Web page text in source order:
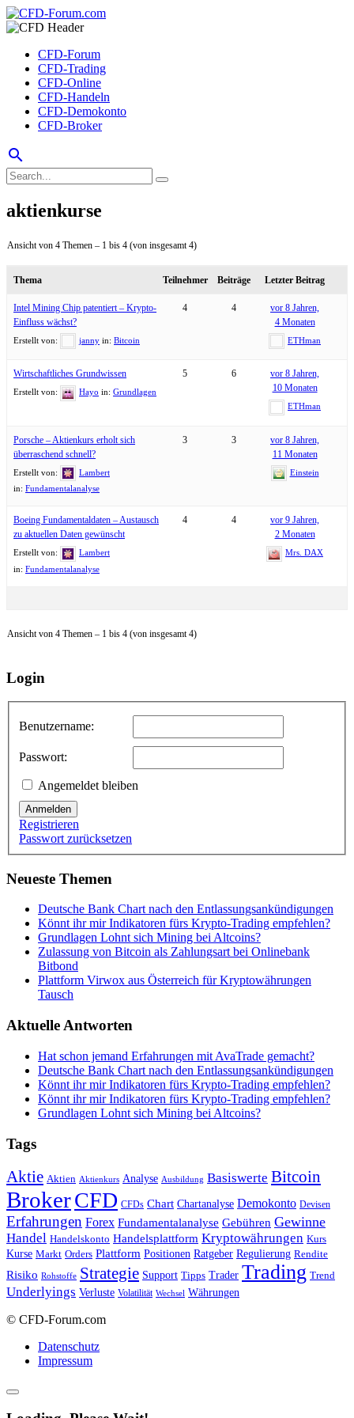
CFD-Forum
CFD-Trading
CFD-Online
CFD-Handeln
CFD-Demokonto
CFD-Broker
search
aktienkurse
Ansicht von 4 Themen – 1 bis 4 (von insgesamt 4)
Thema Teilnehmer Beiträge Letzter Beitrag
Intel Mining Chip patentiert – Krypto-
Einfluss wächst?
Erstellt von: janny in: Bitcoin
4 4
vor 8 Jahren,
4 Monaten
ETHman
Wirtschaftliches Grundwissen
Erstellt von: Hayo in: Grundlagen
5 6
vor 8 Jahren,
10 Monaten
ETHman
Porsche – Aktienkurs erholt sich
überraschend schnell?
Erstellt von:
Lambert
in: Fundamentalanalyse
3 3
vor 8 Jahren,
11 Monaten
Einstein
Boeing Fundamentaldaten – Austausch
zu aktuellen Daten gewünscht
Erstellt von:
Lambert
in: Fundamentalanalyse
4 4
vor 9 Jahren,
2 Monaten
Mrs. DAX
Ansicht von 4 Themen – 1 bis 4 (von insgesamt 4)
Login
Benutzername:
Passwort:
Angemeldet bleiben
Anmelden
Registrieren
Passwort zurücksetzen
Neueste Themen
Deutsche Bank Chart nach den Entlassungsankündigungen
Könnt ihr mir Indikatoren fürs Krypto-Trading empfehlen?
Grundlagen Lohnt sich Mining bei Altcoins?
Zulassung von Bitcoin als Zahlungsart bei Onlinebank
Bitbond
Plattform Virwox aus Österreich für Kryptowährungen
Tausch
Aktuelle Antworten
Hat schon jemand Erfahrungen mit AvaTrade gemacht?
Deutsche Bank Chart nach den Entlassungsankündigungen
Könnt ihr mir Indikatoren fürs Krypto-Trading empfehlen?
Könnt ihr mir Indikatoren fürs Krypto-Trading empfehlen?
Grundlagen Lohnt sich Mining bei Altcoins?
Tags
Aktie Aktien Aktienkurs Analyse Ausbildung Basiswerte Bitcoin
BrokerCFD CFDs Chart Chartanalyse Demokonto Devisen
Erfahrungen Forex Fundamentalanalyse Gebühren Gewinne
Handel Handelskonto Handelsplattform Kryptowährungen Kurs
Kurse Markt Orders Plattform Positionen Ratgeber Regulierung Rendite
Risiko Rohstoffe Strategie Support Tipps Trader Trading Trend
Underlyings Verluste Volatilität Wechsel Währungen
© CFD-Forum.com
Datenschutz
Impressum